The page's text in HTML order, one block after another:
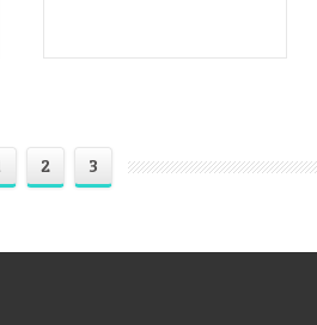
2 3